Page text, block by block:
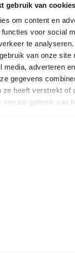
gebruik van cookies
om content en
voor social
te
van onze site
media, adverteren
gegevens
ze heeft verstrekt of
uw gebruik van
waardoor
diervoeder. Houd
in acht.